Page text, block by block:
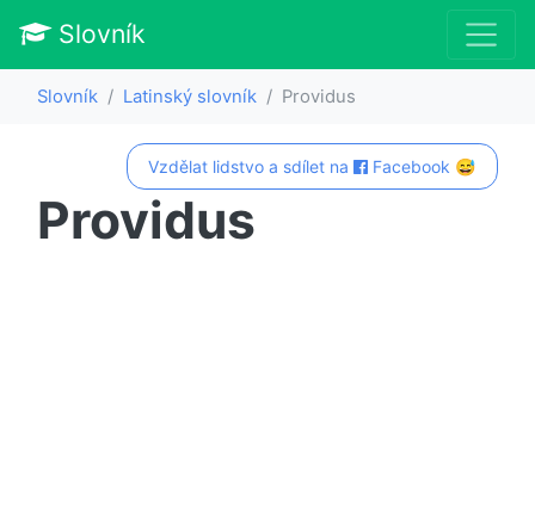
Slovník
Slovník Latinský slovník Providus
Vzdělat lidstvo a sdílet na Facebook 😅
Providus